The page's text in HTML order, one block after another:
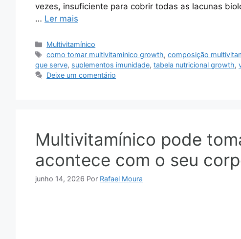
vezes, insuficiente para cobrir todas as lacunas
… Ler mais
Categorias
Multivitamínico
Tags
como tomar multivitaminico growth,composição
que serve, suplementos imunidade, tabela nutricional growth,
Deixe um comentário
Multivitamínico pode
acontece com o seu
junho 14, 2026 Por Rafael Moura